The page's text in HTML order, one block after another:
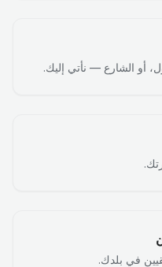
أو الشارع — نأتي إليك.
في بلدك.